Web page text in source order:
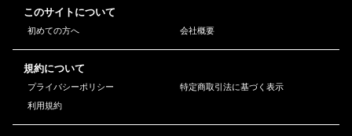
このサイトについて
初めての方へ 会社概要
規約について
プライバシーポリシー
特定商取引法に基づく表示
利用規約